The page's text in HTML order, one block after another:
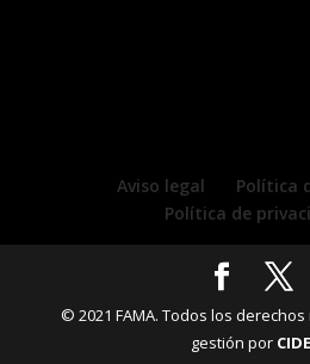
Aviso legal
Política
Política de
© 2021 FAMA. Todos los
gestión por